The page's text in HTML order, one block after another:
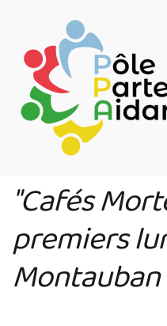
contenu
principal
"Cafés
premiers
Montauban